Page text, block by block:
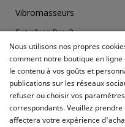
Vibromasseurs
Satisfyer Pro 2
Coffrets Érotiques
Masturbateurs
Meilleures ventes
Nous utilisons nos propres
comment notre boutique en
le contenu à vos goûts et
publications sur les réseaux
refuser ou choisir vos
correspondants. Veuillez
affectera votre expérience